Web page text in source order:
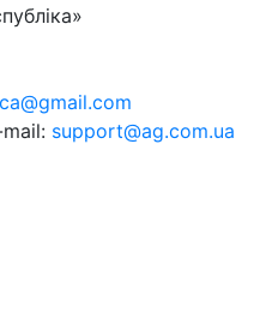
support@ag.com.ua